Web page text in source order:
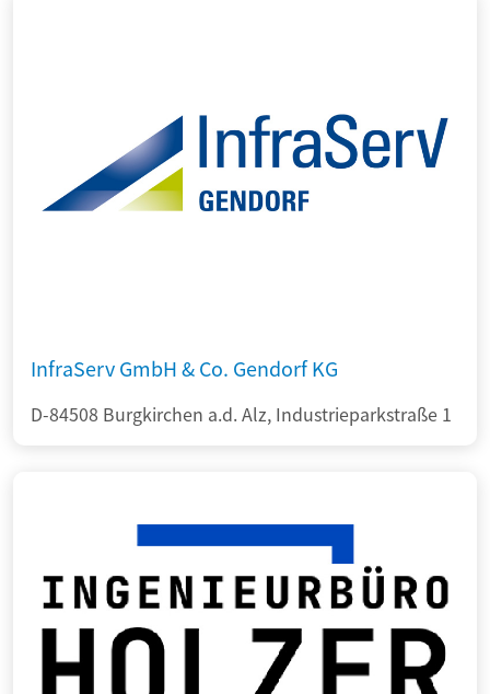
InfraServ GmbH & Co. Gendorf KG
D-84508 Burgkirchen a.d. Alz, Industrieparkstraße 1